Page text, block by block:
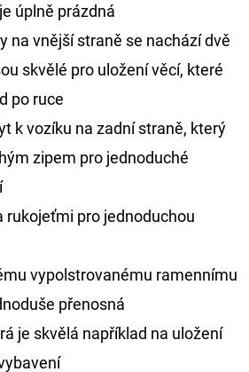
úplně prázdná
na vnější straně se nachází dvě
skvělé pro uložení věcí, které
po ruce
k vozíku na zadní straně, který
zipem pro jednoduché
rukojeťmi pro jednoduchou
vypolstrovanému ramennímu
přenosná
je skvělá například na uložení